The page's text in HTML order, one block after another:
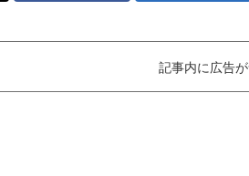
記事内に広告が